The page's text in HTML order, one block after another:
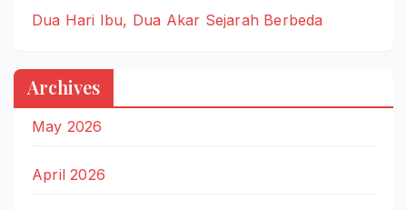
Dua Hari Ibu, Dua Akar Sejarah Berbeda
Archives
May 2026
April 2026